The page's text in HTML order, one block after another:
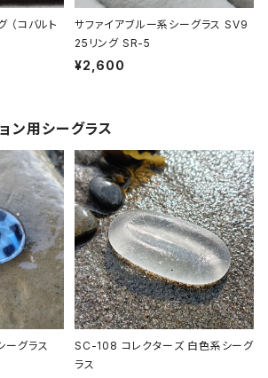
（コバルト
サファイアブルー系シーグラス SV9
25リング SR-5
¥2,600
ン用シーグラス
ーグラス
SC-108 コレクターズ 白色系シーグ
ラス